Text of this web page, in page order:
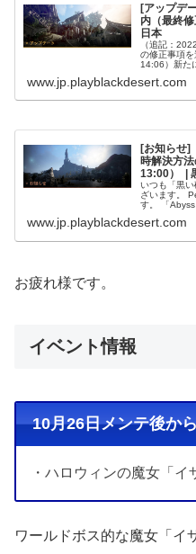
[アップデ
内（最終
日本
（追記：
の修正事項
14:06）新た
www.jp.playblackdesert.com
[お知らせ]
時解決方
13:00） |
いつも「黒
ざいます。
す。 「
これに伴い、
www.jp.playblackdesert.com
お疲れ様です。
イベント情報
10月26日メンテ後か
・ハロウィンの魔女「イ
ワールドボス的な魔女「イ